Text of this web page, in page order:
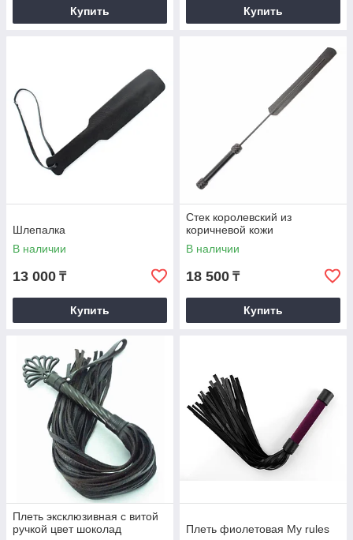
Купить Купить
Шлепалка
В наличии
13 000 ₸
Купить
Стек королевский из
коричневой кожи
В наличии
18 500 ₸
Купить
Плеть эксклюзивная с витой
ручкой цвет шоколад
Плеть фиолетовая My rules